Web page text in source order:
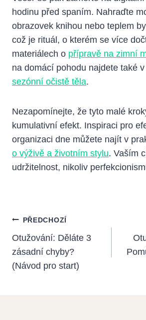
hodinu před spaním. Nahraďte
obrazovek knihou nebo teplem
což je rituál, o kterém se více
materiálech o přípravě na zimní
na domácí pohodu najdete také
sezónní očistě těla.
Nezapomínejte, že tyto malé
kumulativní efekt. Inspiraci pro
organizaci dne můžete najít v
o výživě a životním stylu. Vaším
udržitelnost, nikoliv
Navigace
Pro
Příspěvek
PŘEDCHOZÍ
Otužování: Děláte 3
zásadní chyby?
(Návod pro start)